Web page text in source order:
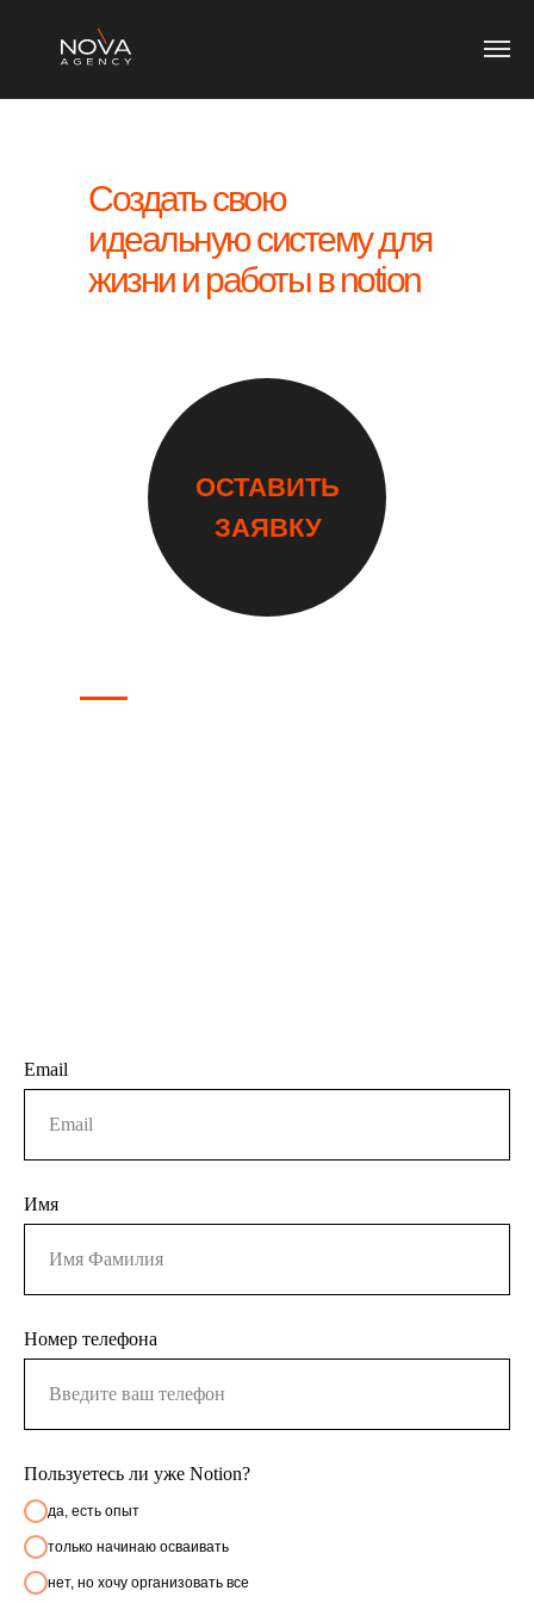
Создать свою
идеальную систему для
жизни и работы в notion
ОСТАВИТЬ
ЗАЯВКУ
Email
Имя
Номер телефона
Пользуетесь ли уже Notion?
да, есть опыт
только начинаю осваивать
нет, но хочу организовать все